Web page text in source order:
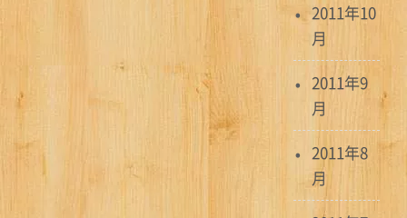
2011年10
月
2011年9
月
2011年8
月